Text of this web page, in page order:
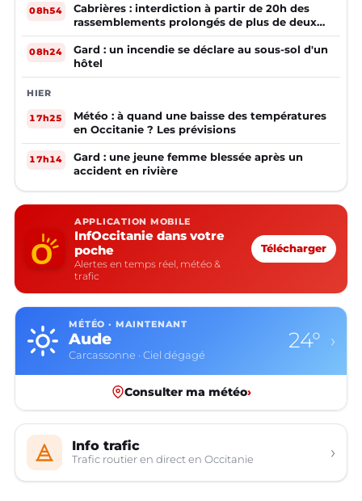
08h54
Cabrières : interdiction à partir de 20h des
rassemblements prolongés de plus de deux
mineurs non accompagnés d'un adulte
08h24
Gard : un incendie se déclare au sous-sol d'un
hôtel
HIER
17h25
Météo : à quand une baisse des températures
en Occitanie ? Les prévisions
17h14
Gard : une jeune femme blessée après un
accident en rivière
APPLICATION MOBILE
InfOccitanie dans votre
poche
Alertes en temps réel, météo &
trafic
Télécharger
MÉTÉO · MAINTENANT
Aude
Carcassonne · Ciel dégagé
24° ›
Consulter ma météo›
Info trafic
Trafic routier en direct en Occitanie ›